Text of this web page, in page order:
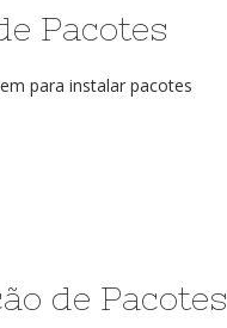
Pacotes
para instalar pacotes
de Pacotes